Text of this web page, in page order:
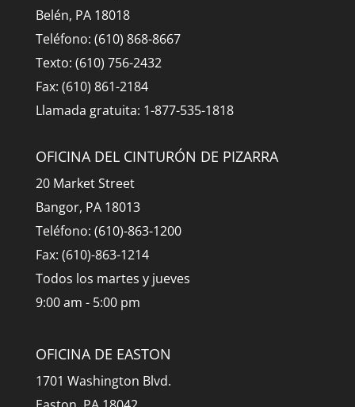
Belén, PA 18018
Teléfono: (610) 868-8667
Texto: (610) 756-2432
Fax: (610) 861-2184
Llamada gratuita: 1-877-535-1818
OFICINA DEL CINTURÓN DE PIZARRA
20 Market Street
Bangor, PA 18013
Teléfono: (610)-863-1200
Fax: (610)-863-1214
Todos los martes y jueves
9:00 am - 5:00 pm
OFICINA DE EASTON
1701 Washington Blvd.